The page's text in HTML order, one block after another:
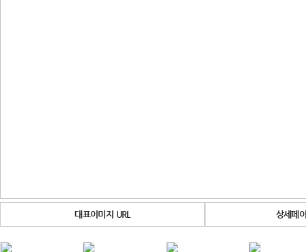
대표이미지 URL 상세페